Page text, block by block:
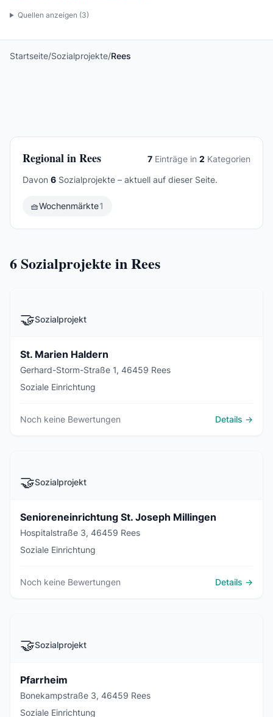
Quellen anzeigen (3)
Startseite/Sozialprojekte/Rees
Regional in Rees 7 Einträge in 2 Kategorien
Davon 6 Sozialprojekte – aktuell auf dieser Seite.
🧺Wochenmärkte1
6Sozialprojekte in Rees
🤝Sozialprojekt
St. Marien Haldern
Gerhard-Storm-Straße 1, 46459 Rees
Soziale Einrichtung
Noch keine Bewertungen Details →
🤝Sozialprojekt
Senioreneinrichtung St. Joseph Millingen
Hospitalstraße 3, 46459 Rees
Soziale Einrichtung
Noch keine Bewertungen Details →
🤝Sozialprojekt
Pfarrheim
Bonekampstraße 3, 46459 Rees
Soziale Einrichtung